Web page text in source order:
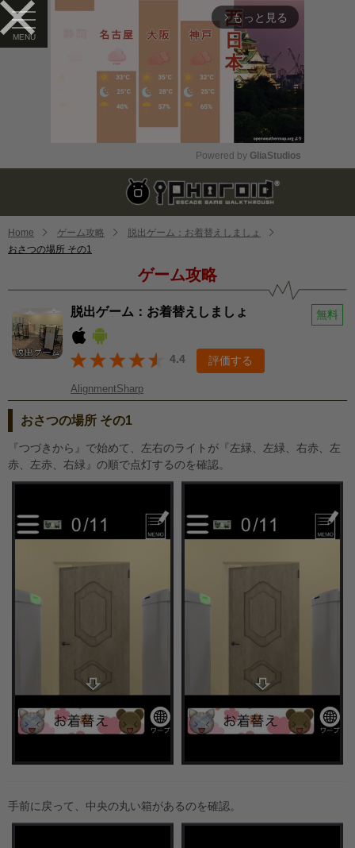
arrow_forward_ios もっと見る
Mute
Powered by GliaStudios
Home ゲーム攻略
脱出ゲーム：お着替えしましょ
おさつの場所 その1
ゲーム攻略
脱出ゲーム：お着替えしましょ 無料
4.4 評価する
AlignmentSharp
おさつの場所 その1
『つづきから』で始めて、左右のライトが『左緑、左緑、右赤、左
赤、左赤、右緑』の順で点灯するのを確認。
手前に戻って、中央の丸い箱があるのを確認。